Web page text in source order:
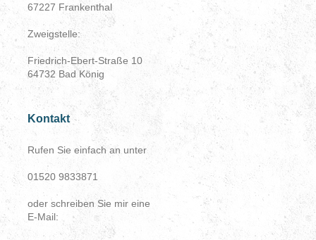
67227 Frankenthal
Zweigstelle:
Friedrich-Ebert-Straße 10
64732 Bad König
Kontakt
Rufen Sie einfach an unter
01520 9833871
oder schreiben Sie mir eine
E-Mail: